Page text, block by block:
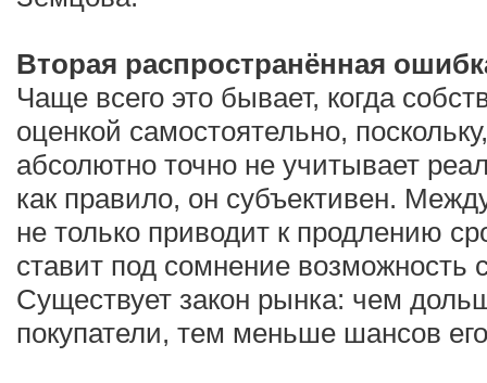
Вторая распространённая
Чаще всего это бывает, когда
оценкой самостоятельно,
абсолютно точно не учитывает
как правило, он субъективен.
не только приводит к продлению
ставит под сомнение возможность
Существует закон рынка: чем
покупатели, тем меньше шансов